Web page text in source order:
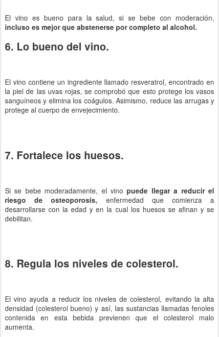
El vino es bueno para la salud, si se bebe con moderación,
incluso es mejor que abstenerse por completo al alcohol.
6. Lo bueno del vino.
El vino contiene un ingrediente llamado resveratrol, encontrado en
la piel de las uvas rojas, se comprobó que esto protege los vasos
sanguíneos y elimina los coágulos. Asimismo, reduce las arrugas y
protege al cuerpo de envejecimiento.
7. Fortalece los huesos.
Si se bebe moderadamente, el vinopuede llegar a reducir el
riesgo de osteoporosis, enfermedad que comienza a
desarrollarse con la edad y en la cual los huesos se afinan y se
debilitan.
8. Regula los niveles de colesterol.
El vino ayuda a reducir los niveles de colesterol, evitando la alta
densidad (colesterol bueno) y así, las sustancias llamadas fenoles
contenida en esta bebida previenen que el colesterol malo
aumenta.